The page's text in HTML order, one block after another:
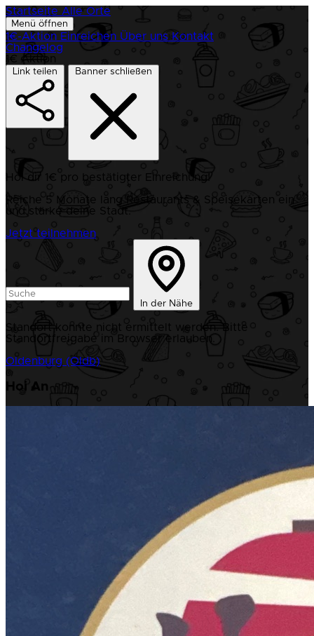
Startseite Alle Orte
Menü öffnen
1€-Aktion Einreichen Über uns Kontakt
Changelog
1€ Aktion
Link teilen Banner schließen
Hol dir 1€ pro bestätigter Einreichung!
Reiche 5 Monate lang Restaurants & Speisekarten ein
und stärke deine Stadt.
Jetzt teilnehmen
In der Nähe
Standort konnte nicht ermittelt werden. Bitte
Standortfreigabe im Browser erlauben.
Oldenburg (Oldb)
Hoi An